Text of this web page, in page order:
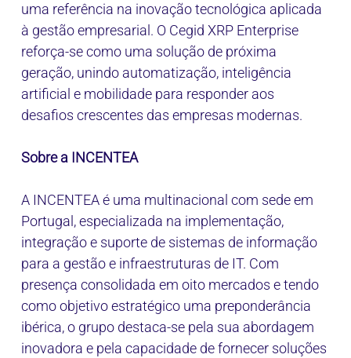
uma referência na inovação tecnológica aplicada
à gestão empresarial. O Cegid XRP Enterprise
reforça-se como uma solução de próxima
geração, unindo automatização, inteligência
artificial e mobilidade para responder aos
desafios crescentes das empresas modernas.
Sobre a INCENTEA
A INCENTEA é uma multinacional com sede em
Portugal, especializada na implementação,
integração e suporte de sistemas de informação
para a gestão e infraestruturas de IT. Com
presença consolidada em oito mercados e tendo
como objetivo estratégico uma preponderância
ibérica, o grupo destaca-se pela sua abordagem
inovadora e pela capacidade de fornecer soluções